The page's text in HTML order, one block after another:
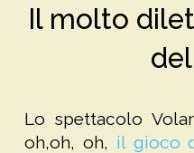
Il molto
Lo spettacolo
oh,oh, oh, il gioco